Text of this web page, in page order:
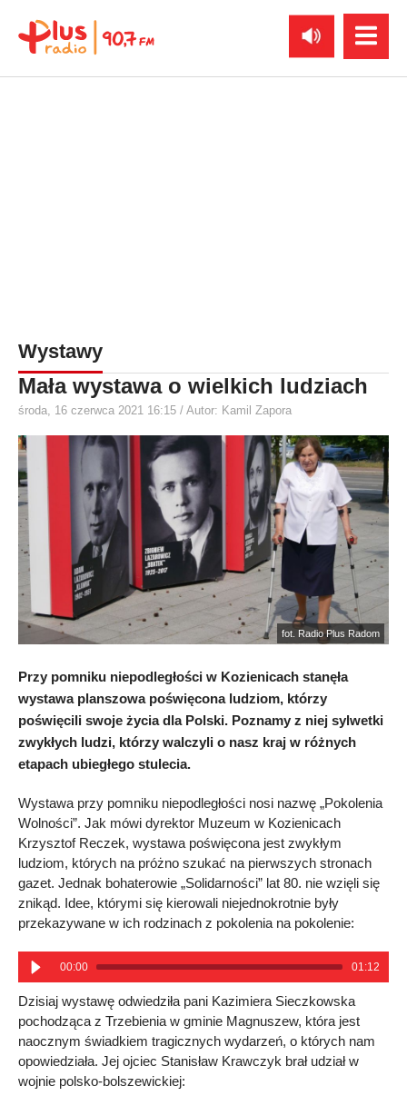
Wystawy
Mała wystawa o wielkich ludziach
środa, 16 czerwca 2021 16:15 / Autor: Kamil Zapora
fot. Radio Plus Radom
Przy pomniku niepodległości w Kozienicach stanęła
wystawa planszowa poświęcona ludziom, którzy
poświęcili swoje życia dla Polski. Poznamy z niej sylwetki
zwykłych ludzi, którzy walczyli o nasz kraj w różnych
etapach ubiegłego stulecia.
Wystawa przy pomniku niepodległości nosi nazwę „Pokolenia
Wolności”. Jak mówi dyrektor Muzeum w Kozienicach
Krzysztof Reczek, wystawa poświęcona jest zwykłym
ludziom, których na próżno szukać na pierwszych stronach
gazet. Jednak bohaterowie „Solidarności” lat 80. nie wzięli się
znikąd. Idee, którymi się kierowali niejednokrotnie były
przekazywane w ich rodzinach z pokolenia na pokolenie:
00:00 01:12
Dzisiaj wystawę odwiedziła pani Kazimiera Sieczkowska
pochodząca z Trzebienia w gminie Magnuszew, która jest
naocznym świadkiem tragicznych wydarzeń, o których nam
opowiedziała. Jej ojciec Stanisław Krawczyk brał udział w
wojnie polsko-bolszewickiej: